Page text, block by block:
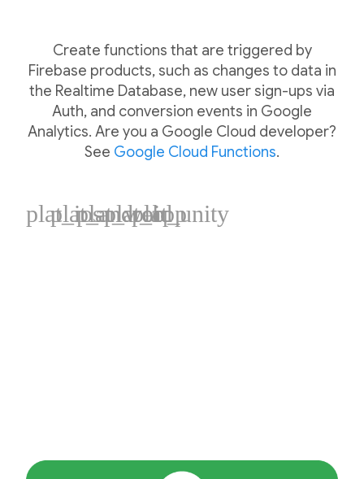
Create functions that are triggered by
Firebase products, such as changes to data in
the Realtime Database, new user sign-ups via
Auth, and conversion events in Google
Analytics. Are you a Google Cloud developer?
See Google Cloud Functions.
plat_ios
plat_android
plat_web
plat_cpp
plat_unity